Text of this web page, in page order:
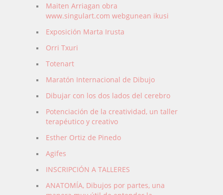
Maiten Arriagan obra
www.singulart.com webgunean ikusi
Exposición Marta Irusta
Orri Txuri
Totenart
Maratón Internacional de Dibujo
Dibujar con los dos lados del cerebro
Potenciación de la creatividad, un taller
terapéutico y creativo
Esther Ortiz de Pinedo
Agifes
INSCRIPCIÓN A TALLERES
ANATOMÍA, Dibujos por partes, una